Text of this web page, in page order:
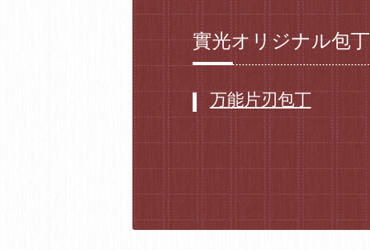
實光オリジナル包丁
万能片刃包丁